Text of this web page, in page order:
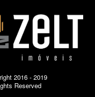
2016 - 2019
Reserved